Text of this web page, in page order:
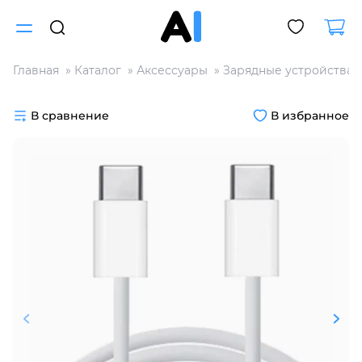
Главная Каталог Аксессуары Зарядные устройства
В сравнение В избранное
Разбейте
оплатуна части
25